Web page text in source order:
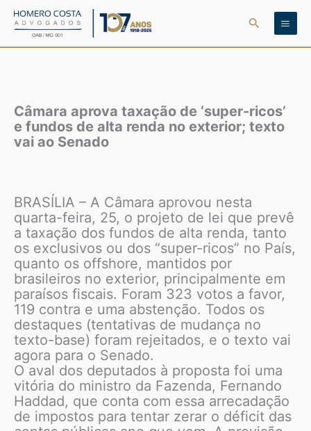
para
Pesquisar
Câmara aprova taxação de ‘super-ricos’
e fundos de alta renda no exterior; texto
vai ao Senado
BRASÍLIA – A Câmara aprovou nesta
quarta-feira, 25, o projeto de lei que prevê
a taxação dos fundos de alta renda, tanto
os exclusivos ou dos “super-ricos” no País,
quanto os offshore, mantidos por
brasileiros no exterior, principalmente em
paraísos fiscais. Foram 323 votos a favor,
119 contra e uma abstenção. Todos os
destaques (tentativas de mudança no
texto-base) foram rejeitados, e o texto vai
agora para o Senado.
O aval dos deputados à proposta foi uma
vitória do ministro da Fazenda, Fernando
Haddad, que conta com essa arrecadação
de impostos para tentar zerar o déficit das